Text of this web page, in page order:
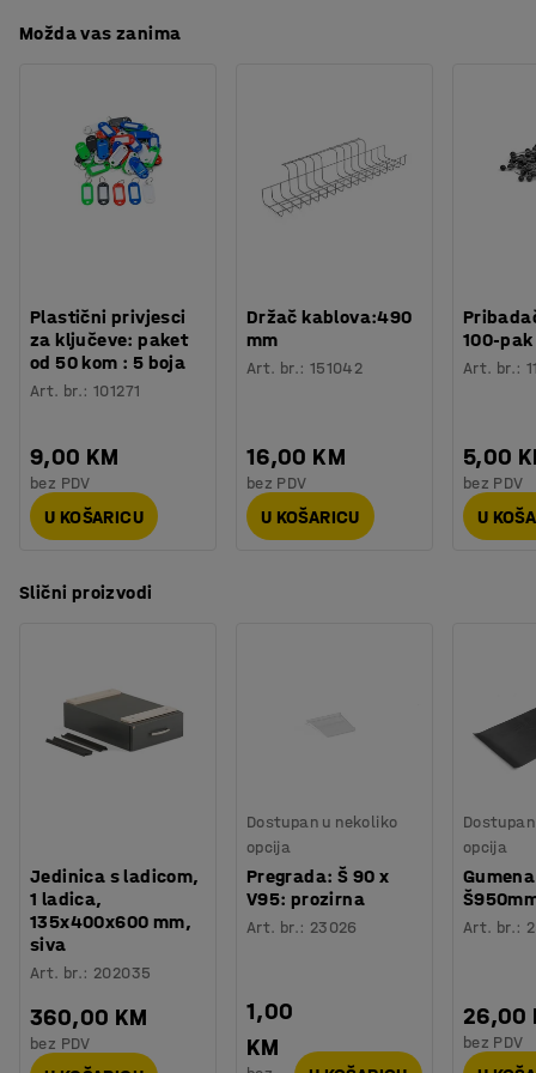
treba novi komad bez dodatnog naprezanja.
Materijal: Čelik
Možda vas zanima
Plastični privjesci
za ključeve: paket
od 50 kom : 5 boja
Art. br.:101271
9,00 KM
bez PDV
U KOŠARICU
Držač kablova:490
mm
Art. br.: 151042
16,00 KM
bez PDV
U KOŠARICU
100-pak
Art. br.:
5,00
bez PDV
U
Slični proizvodi
Jedinica s ladicom,
1 ladica,
135x400x600 mm,
siva
Art. br.: 202035
360,00 KM
bez PDV
Dostupan u nekoliko
opcija
Pregrada: Š 90 x
V95: prozirna
Art. br.: 23026
1,00
KM
opcija
Art. br.:
26,00
bez PDV